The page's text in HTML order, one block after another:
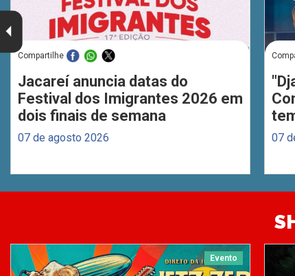
Compartilhe
Jacareí anuncia datas do
Festival dos Imigrantes 2026 em
dois finais de semana
07 de agosto 2026 07
Evento